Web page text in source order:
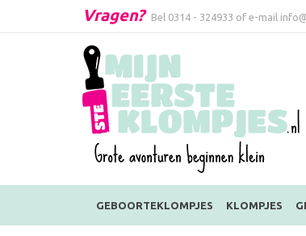
Vragen? Bel 0314 - 324933 of e-mail
GEBOORTEKLOMPJES KLOMPJES